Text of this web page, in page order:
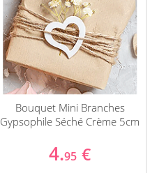
Bouquet Mini Branches
Gypsophile Séché Crème 5cm
4.95 €